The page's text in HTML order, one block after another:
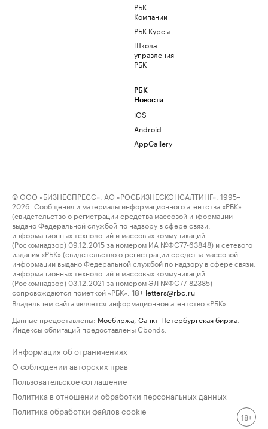
РБК
Компании
РБК Курсы
Школа
управления
РБК
РБК
Новости
iOS
Android
AppGallery
© ООО «БИЗНЕСПРЕСС», АО «РОСБИЗНЕСКОНСАЛТИНГ», 1995–
2026. Сообщения и материалы информационного агентства «РБК»
(свидетельство о регистрации средства массовой информации
выдано Федеральной службой по надзору в сфере связи,
информационных технологий и массовых коммуникаций
(Роскомнадзор) 09.12.2015 за номером ИА №ФС77-63848) и сетевого
издания «РБК» (свидетельство о регистрации средства массовой
информации выдано Федеральной службой по надзору в сфере связи,
информационных технологий и массовых коммуникаций
(Роскомнадзор) 03.12.2021 за номером ЭЛ №ФС77-82385)
сопровождаются пометкой «РБК».
18+ letters@rbc.ru
Владельцем сайта является информационное агентство «РБК».
Данные предоставлены: Мосбиржа Санкт-Петербургская биржа
Индексы облигаций предоставлены Cbonds.
Информация об ограничениях
О соблюдении авторских прав
Пользовательское соглашение
Политика в отношении обработки персональных данных
Политика обработки файлов cookie
18+